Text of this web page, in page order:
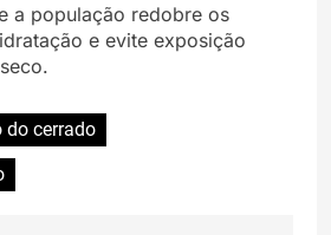
a população redobre os
e evite exposição
do cerrado